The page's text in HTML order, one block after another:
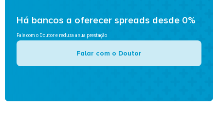
Há bancos a oferecer spreads desde 0%
Fale com o Doutor e reduza a sua prestação
Falar com o Doutor